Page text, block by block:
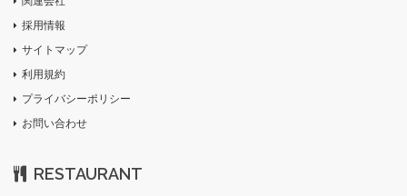
採用情報
サイトマップ
利用規約
プライバシーポリシー
お問い合わせ
RESTAURANT